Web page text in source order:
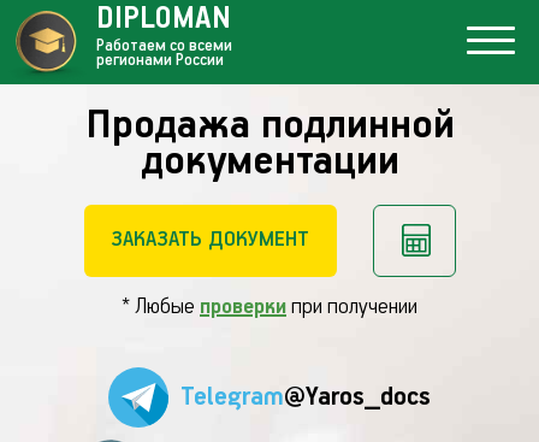
Продажа подлинной
документации
ЗАКАЗАТЬ ДОКУМЕНТ
* Любые проверки при получении
Telegram@Yaros_docs
DIPLOMAN
Работаем со всеми
регионами России